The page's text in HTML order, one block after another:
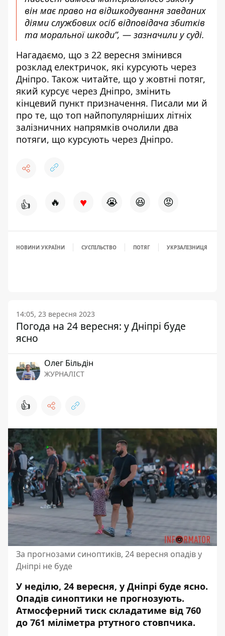
він має право на відшкодування завданих
діями службових осіб відповідача збитків
та моральної шкоди”, — зазначили у суді.
Нагадаємо, що з 22 вересня змінився
розклад електричок, які курсують через
Дніпро. Також читайте, що у жовтні потяг,
який курсує через Дніпро, змінить
кінцевий пункт призначення. Писали ми й
про те, що топ найпопулярніших літніх
залізничних напрямків очолили два
потяги, що курсують через Дніпро.
👍 🔥 ♥ 😭 😆 😡
НОВИНИ УКРАЇНИ СУСПІЛЬСТВО ПОТЯГ УКРЗАЛІЗНИЦЯ
14:05, 23 вересня 2023
Погода на 24 вересня: у Дніпрі буде
ясно
Олег Більдін
ЖУРНАЛІСТ
👍
За прогнозами синоптиків, 24 вересня опадів у
Дніпрі не буде
У неділю, 24 вересня, у Дніпрі буде ясно.
Опадів синоптики не прогнозують.
Атмосферний тиск складатиме від 760
до 761 міліметра ртутного стовпчика.